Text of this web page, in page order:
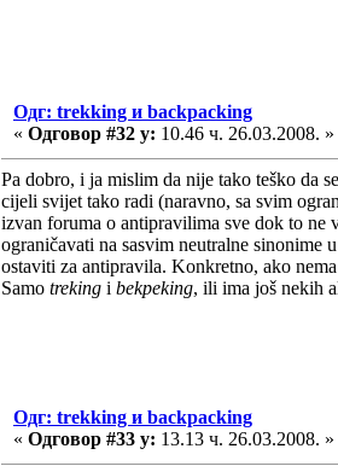
Одг: trekking и backpacking
« Одговор #32 у: 10.46 ч. 26.03.2008. »
Pa dobro, i ja mislim da nije tako teško da
cijeli svijet tako radi (naravno, sa svim
izvan foruma o antipravilima sve dok to ne
ograničavati na sasvim neutralne sinonime
ostaviti za antipravila. Konkretno, ako
Samo treking i bekpeking, ili ima još nekih
Одг: trekking и backpacking
« Одговор #33 у: 13.13 ч. 26.03.2008. »